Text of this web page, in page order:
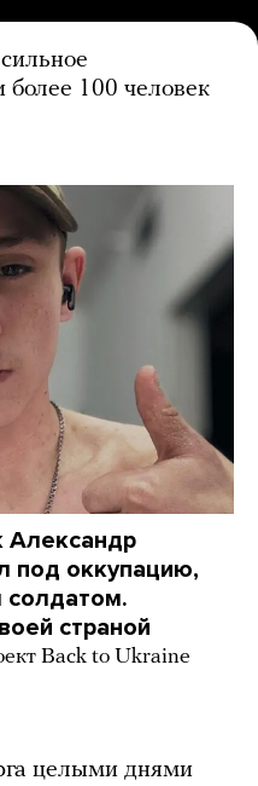
более 100 человек
Александр
под оккупацию,
солдатом.
страной
Back to Ukraine
целыми днями